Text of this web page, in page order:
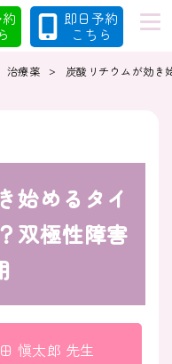
即日予約
こちら
採用情報
治療薬 > 炭酸リチウムが効き
始めるタイ
双極性障害
愼太郎 先生